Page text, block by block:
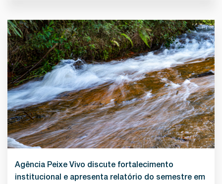
Agência Peixe Vivo discute fortalecimento
institucional e apresenta relatório do semestre em